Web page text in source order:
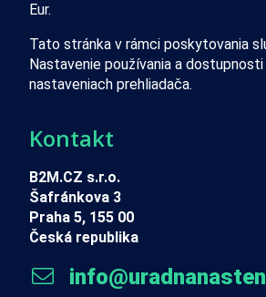
Eur.
Tato stránka v rámci poskytovania
Nastavenie používania a
nastaveniach prehliadača.
Kontakt
B2M.CZ s.r.o.
Šafránkova 3
Praha 5, 155 00
Česká republika